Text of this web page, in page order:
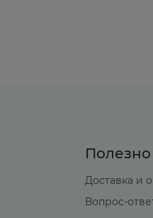
Полезно
Доставка и
Вопрос-